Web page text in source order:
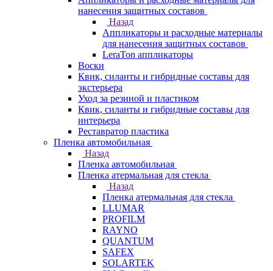
нанесения защитных составов
Назад
Аппликаторы и расходные материалы
для нанесения защитных составов
LeraTon аппликаторы
Воски
Квик, силанты и гибридные составы для
экстерьера
Уход за резиной и пластиком
Квик, силанты и гибридные составы для
интерьера
Реставратор пластика
Пленка автомобильная
Назад
Пленка автомобильная
Пленка атермальная для стекла
Назад
Пленка атермальная для стекла
LLUMAR
PROFILM
RAYNO
QUANTUM
SAFEX
SOLARTEK